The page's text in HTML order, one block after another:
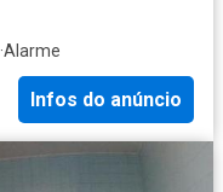
·Alarme
Infos do anúncio